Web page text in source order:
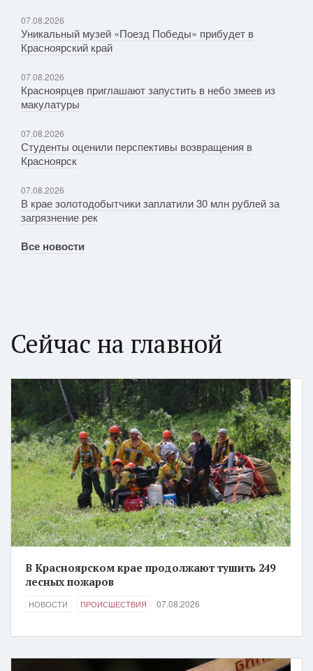
07.08.2026
Уникальный музей «Поезд Победы» прибудет в
Красноярский край
07.08.2026
Красноярцев приглашают запустить в небо змеев из
макулатуры
07.08.2026
Студенты оценили перспективы возвращения в
Красноярск
07.08.2026
В крае золотодобытчики заплатили 30 млн рублей за
загрязнение рек
Все новости
Сейчас на главной
В Красноярском крае продолжают тушить 249
лесных пожаров
НОВОСТИ ПРОИСШЕСТВИЯ 07.08.2026